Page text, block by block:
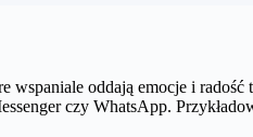
wspaniale oddają emocje i
czy WhatsApp.